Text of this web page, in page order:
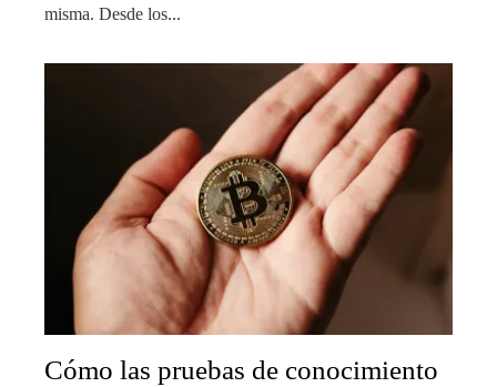
misma. Desde los...
Cómo las pruebas de conocimiento